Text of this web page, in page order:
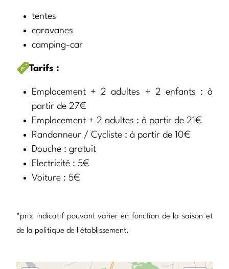
tentes
caravanes
camping-car
Tarifs :
Emplacement + 2 adultes + 2 enfants : à
partir de 27€
Emplacement + 2 adultes : à partir de 21€
Randonneur / Cycliste : à partir de 10€
Douche : gratuit
Electricité : 5€
Voiture : 5€
*prix indicatif pouvant varier en fonction de la saison et
de la politique de l'établissement.